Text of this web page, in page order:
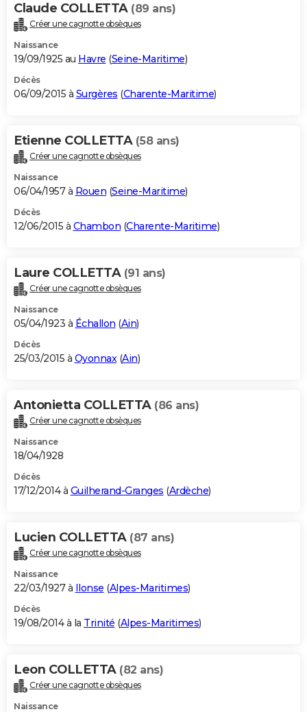
Claude COLLETTA (89 ans)
Créer une cagnotte obsèques
Naissance
19/09/1925 au Havre (Seine-Maritime)
Décès
06/09/2015 à Surgères (Charente-Maritime)
Etienne COLLETTA (58 ans)
Créer une cagnotte obsèques
Naissance
06/04/1957 à Rouen (Seine-Maritime)
Décès
12/06/2015 à Chambon (Charente-Maritime)
Laure COLLETTA (91 ans)
Créer une cagnotte obsèques
Naissance
05/04/1923 à Échallon (Ain)
Décès
25/03/2015 à Oyonnax(Ain)
Antonietta COLLETTA (86 ans)
Créer une cagnotte obsèques
Naissance
18/04/1928
Décès
17/12/2014 à Guilherand-Granges (Ardèche)
Lucien COLLETTA (87 ans)
Créer une cagnotte obsèques
Naissance
22/03/1927 à Ilonse (Alpes-Maritimes)
Décès
19/08/2014 à la Trinité (Alpes-Maritimes)
Leon COLLETTA (82 ans)
Créer une cagnotte obsèques
Naissance